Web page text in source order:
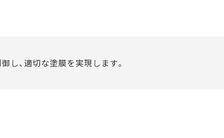
し、適切な塗膜を実現します。